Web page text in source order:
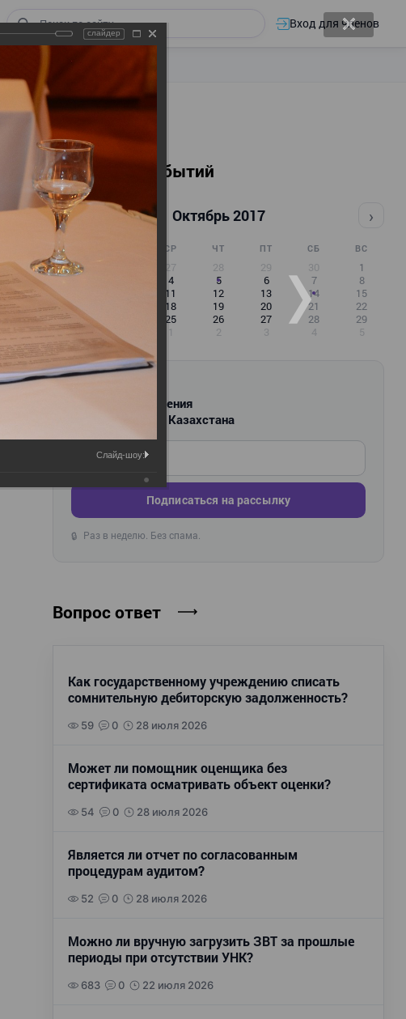
Вход для членов
Календарь событий
‹ Октябрь 2017 ›
СР ЧТ ПТ СБ ВС
25 27 28 29 30
1
2
4 5 6 7
8
11 12 13 14
15
16
18 19 20 21
22
23
25 26 27 28
29
30
1 2 3 4 5
Новости и изменения
для бухгалтеров Казахстана
Введите ваш e-mail
Подписаться на рассылку
🔒 Раз в неделю. Без спама.
Вопрос ответ
Как государственному учреждению списать
сомнительную дебиторскую задолженность?
59 0 28 июля 2026
Может ли помощник оценщика без
сертификата осматривать объект оценки?
54 0 28 июля 2026
Является ли отчет по согласованным
процедурам аудитом?
52 0 28 июля 2026
Можно ли вручную загрузить ЗВТ за прошлые
периоды при отсутствии УНК?
683 0 22 июля 2026
слайдер
Слайд-шоу: